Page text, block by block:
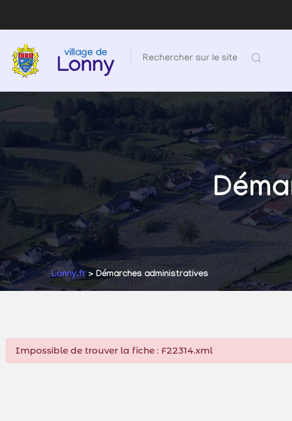
Rechercher sur le site
Lonny.fr > Démarches administratives
Impossible de trouver la fiche : F22314.xml